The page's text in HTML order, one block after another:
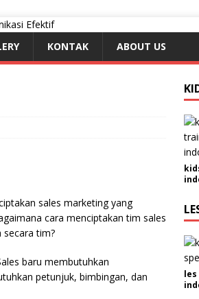
KONTAK ABOUT US
sales marketing yang
cara menciptakan tim sales
tim?
baru membutuhkan
petunjuk, bimbingan, dan